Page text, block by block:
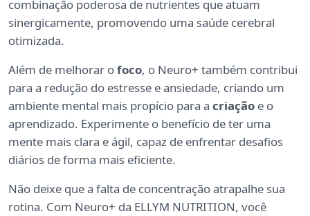
combinação poderosa de nutrientes que atuam
sinergicamente, promovendo uma saúde cerebral
otimizada.
Além de melhorar ofoco, o Neuro+ também contribui
para a redução do estresse e ansiedade, criando um
ambiente mental mais propício para a criação e o
aprendizado. Experimente o benefício de ter uma
mente mais clara e ágil, capaz de enfrentar desafios
diários de forma mais eficiente.
Não deixe que a falta de concentração atrapalhe sua
rotina. Com Neuro+ da ELLYM NUTRITION, você